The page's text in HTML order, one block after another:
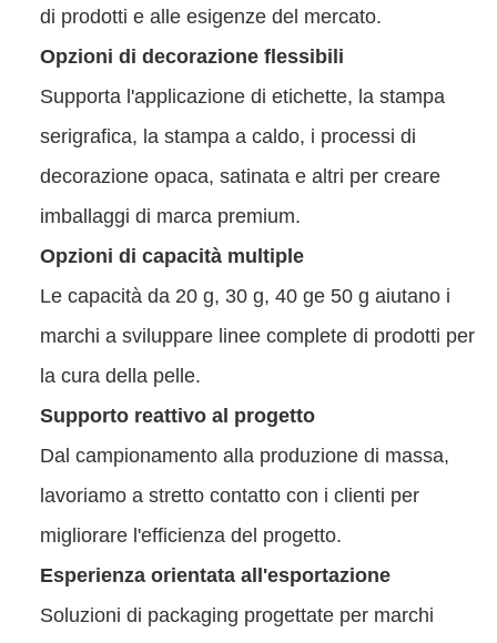
di prodotti e alle esigenze del mercato.
Opzioni di decorazione flessibili
Supporta l'applicazione di etichette, la stampa
serigrafica, la stampa a caldo, i processi di
decorazione opaca, satinata e altri per creare
imballaggi di marca premium.
Opzioni di capacità multiple
Le capacità da 20 g, 30 g, 40 ge 50 g aiutano i
marchi a sviluppare linee complete di prodotti per
la cura della pelle.
Supporto reattivo al progetto
Dal campionamento alla produzione di massa,
lavoriamo a stretto contatto con i clienti per
migliorare l'efficienza del progetto.
Esperienza orientata all'esportazione
Soluzioni di packaging progettate per marchi